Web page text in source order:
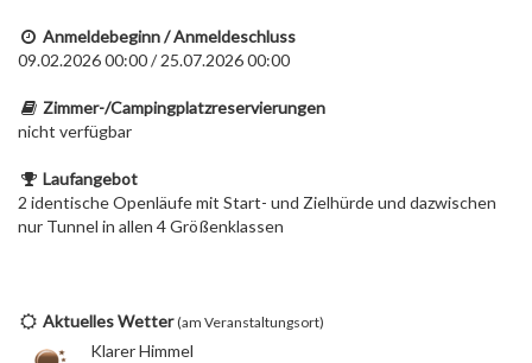
Anmeldebeginn / Anmeldeschluss
09.02.2026 00:00 / 25.07.2026 00:00
Zimmer-/Campingplatzreservierungen
nicht verfügbar
Laufangebot
2 identische Openläufe mit Start- und Zielhürde und dazwischen
nur Tunnel in allen 4 Größenklassen
Aktuelles Wetter (am Veranstaltungsort)
Klarer Himmel